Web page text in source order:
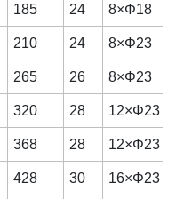
185 24 8×Φ18
210 24 8×Φ23
265 26 8×Φ23
320 28 12×Φ23
368 28 12×Φ23
428 30 16×Φ23